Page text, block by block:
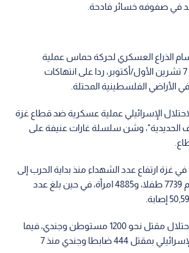
في صفوفه خسائر فادحة.
الذراع العسكري لحركة حماس عملية
طوفان الأقصى في 7 تشرين الأول/أكتوبر، ردا على انتهاكات
في الأراضي الفلسطينية المحتلة.
الإسرائيلي عملية عسكرية ضد قطاع غزة
الحديدية"، وشن سلسلة غارات عنيفة على
غزة ارتفاع عدد الشهداء منذ بداية الحرب إلى
18,608 شهيدا، بينهم 7739 طفلا، و4885 امرأة، في حين بلغ عدد
في المقابل، أعلن الاحتلال مقتل نحو 1200 مستوطن وجندي، فيما
أقر جيش الاحتلال الإسرائيلي بمقتل 444 ضابطا وجندي منذ 7